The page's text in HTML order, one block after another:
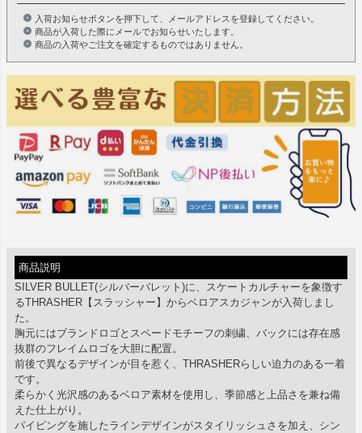
入荷お知らせボタンを押下して、メールアドレスを登録してください。
商品が入荷した際にメールでお知らせいたします。
商品の入荷やご注文を確定するものではありません。
商品説明
SILVER BULLET(シルバーバレット)に、スケートカルチャーを象徴す
るTHRASHER【スラッシャー】からベロアスカジャンが入荷しまし
た。
胸元にはブランドロゴとスペードモチーフの刺繍、バックには存在感
抜群のフレイムロゴを大胆に配置。
前後で異なるデザインが目を惹く、THRASHERらしい迫力のある一着
です。
柔らかく光沢感のあるベロア素材を使用し、季節感と上品さを兼ね備
えた仕上がり。
パイピングを施したラインデザインがスタイリッシュさを加え、シン